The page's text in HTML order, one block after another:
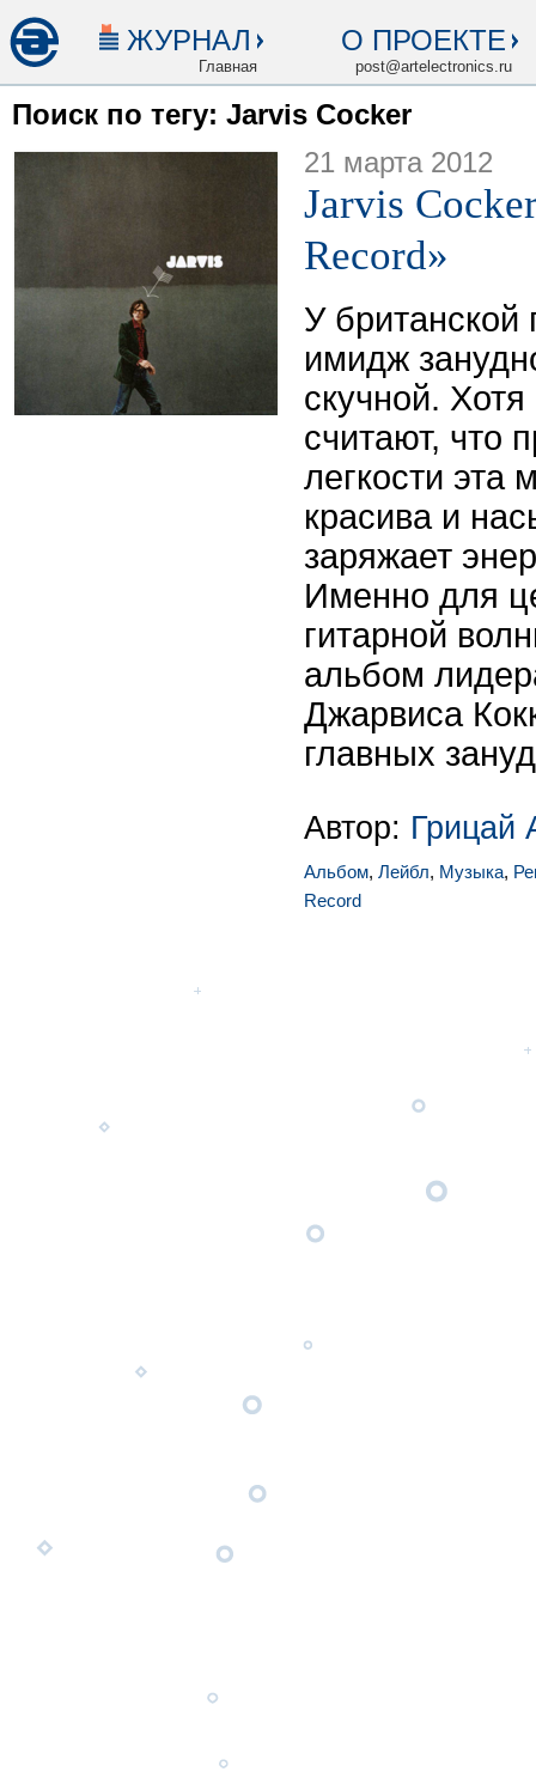
ЖУРНАЛ
Главная
О ПРОЕКТЕ
post@artelectronics.ru
Поиск по тегу: Jarvis Cocker
21 марта 2012
Jarvis
Record»
У британской
имидж
скучной.
считают, что
легкости эта
красива и
заряжает
Именно для
гитарной
альбом
Джарвиса
главных
Автор: Грицай
Альбом, Лейбл, Музыка,
Record